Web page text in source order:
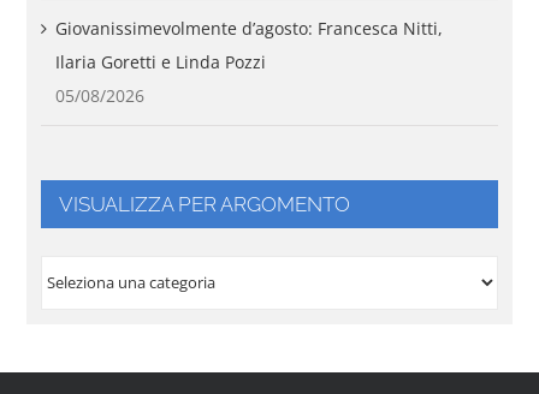
Giovanissimevolmente d’agosto: Francesca Nitti,
Ilaria Goretti e Linda Pozzi
05/08/2026
VISUALIZZA PER ARGOMENTO